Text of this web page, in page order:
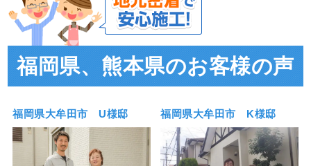
福岡県、熊本県のお客様の声
福岡県大牟田市 U様邸 福岡県大牟田市 K様邸